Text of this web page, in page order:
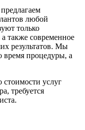
любой
только
также современное
результатов. Мы
время процедуры, а
услуг
требуется